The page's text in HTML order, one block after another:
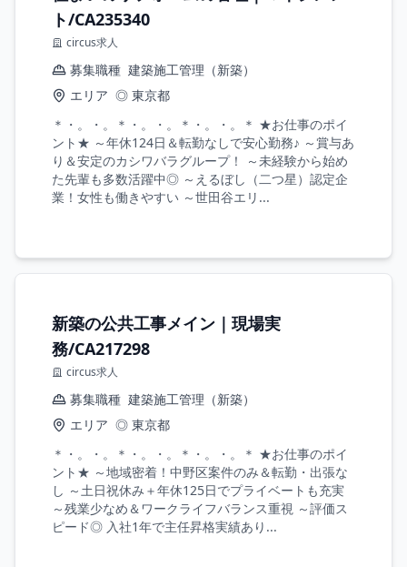
ト/CA235340
circus求人
募集職種 建築施工管理（新築）
エリア ◎ 東京都
＊・。・。＊・。・。＊・。・。＊ ★お仕事のポイ
ント★ ～年休124日＆転勤なしで安心勤務♪ ～賞与あ
り＆安定のカシワバラグループ！ ～未経験から始め
た先輩も多数活躍中◎ ～えるぼし（二つ星）認定企
業！女性も働きやすい ～世田谷エリ...
新築の公共工事メイン｜現場実
務/CA217298
circus求人
募集職種 建築施工管理（新築）
エリア ◎ 東京都
＊・。・。＊・。・。＊・。・。＊ ★お仕事のポイ
ント★ ～地域密着！中野区案件のみ＆転勤・出張な
し ～土日祝休み＋年休125日でプライベートも充実
～残業少なめ＆ワークライフバランス重視 ～評価ス
ピード◎ 入社1年で主任昇格実績あり...